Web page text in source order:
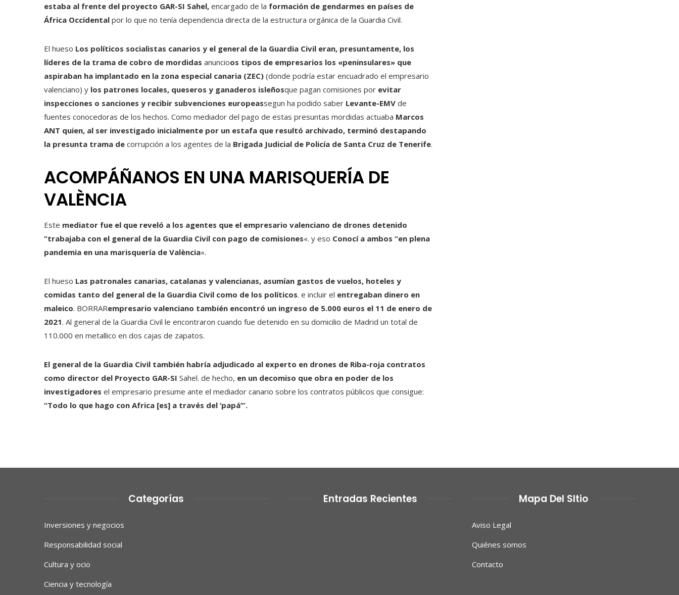
estaba al frente del proyecto GAR-SI Sahel, encargado de la formación de gendarmes en países de
África Occidental por lo que no tenía dependencia directa de la estructura orgánica de la Guardia Civil.
El hueso Los políticos socialistas canarios y el general de la Guardia Civil eran, presuntamente, los
líderes de la trama de cobro de mordidas anuncioos tipos de empresarios los «peninsulares» que
aspiraban ha implantado en la zona especial canaria (ZEC) (donde podría estar encuadrado el empresario
valenciano) y los patrones locales, queseros y ganaderos isleñosque pagan comisiones por evitar
inspecciones o sanciones y recibir subvenciones europeassegun ha podido saber Levante-EMV de
fuentes conocedoras de los hechos. Como mediador del pago de estas presuntas mordidas actuaba Marcos
ANT quien, al ser investigado inicialmente por un estafa que resultó archivado, terminó destapando
la presunta trama de corrupción a los agentes de la Brigada Judicial de Policía de Santa Cruz de Tenerife.
ACOMPÁÑANOS EN UNA MARISQUERÍA DE
VALÈNCIA
Este mediator fue el que reveló a los agentes que el empresario valenciano de drones detenido
“trabajaba con el general de la Guardia Civil con pago de comisiones«. y eso Conocí a ambos “en plena
pandemia en una marisquería de València«.
El hueso Las patronales canarias, catalanas y valencianas, asumían gastos de vuelos, hoteles y
comidas tanto del general de la Guardia Civil como de los políticos. e incluir el entregaban dinero en
maleico. BORRARempresario valenciano también encontró un ingreso de 5.000 euros el 11 de enero de
2021. Al general de la Guardia Civil le encontraron cuando fue detenido en su domicilio de Madrid un total de
110.000 en metallico en dos cajas de zapatos.
El general de la Guardia Civil también habría adjudicado al experto en drones de Riba-roja contratos
como director del Proyecto GAR-SI Sahel. de hecho, en un decomiso que obra en poder de los
investigadores el empresario presume ante el mediador canario sobre los contratos públicos que consigue:
“Todo lo que hago con Africa [es] a través del ‘papá’”.
Categorías
Inversiones y negocios
Responsabilidad social
Cultura y ocio
Ciencia y tecnología
Entradas Recientes Mapa Del SItio
Aviso Legal
Quiénes somos
Contacto